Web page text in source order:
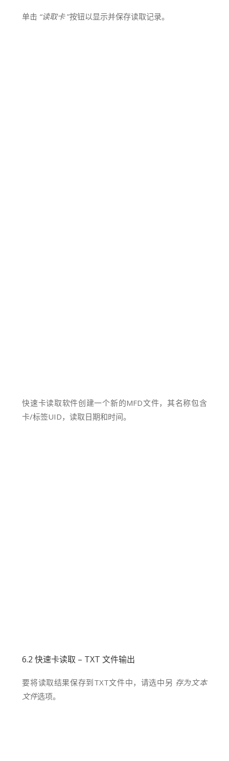
单击 “读取卡”按钮以显示并保存读取记录。
快速卡读取软件创建一个新的MFD文件，其名称包含
卡/标签UID，读取日期和时间。
6.2 快速卡读取 – TXT 文件输出
要将读取结果保存到TXT文件中，请选中另 存为文本
文件选项。